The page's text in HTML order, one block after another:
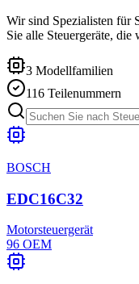
Wir sind Spezialisten für
Sie alle Steuergeräte,
3 Modellfamilien
116 Teilenummern
BOSCH
EDC16C32
Motorsteuergerät
96 OEM